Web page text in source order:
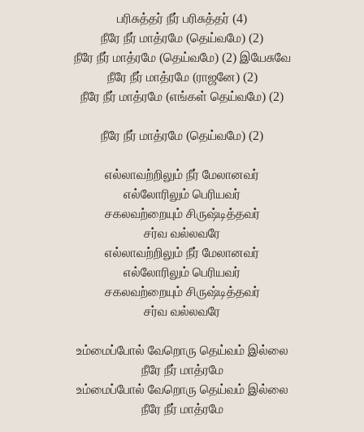
பரிசுத்தர் நீர் பரிசுத்தர் (4)
நீரே நீர் மாத்ரமே (தெய்வமே) (2)
நீரே நீர் மாத்ரமே (தெய்வமே) (2) இயேசுவே
நீரே நீர் மாத்ரமே (ராஜனே) (2)
நீரே நீர் மாத்ரமே (எங்கள் தெய்வமே) (2)
நீரே நீர் மாத்ரமே (தெய்வமே) (2)
எல்லாவற்றிலும் நீர் மேலானவர்
எல்லோரிலும் பெரியவர்
சகலவற்றையும் சிருஷ்டித்தவர்
சர்வ வல்லவரே
எல்லாவற்றிலும் நீர் மேலானவர்
எல்லோரிலும் பெரியவர்
சகலவற்றையும் சிருஷ்டித்தவர்
சர்வ வல்லவரே
உம்மைப்போல் வேறொரு தெய்வம் இல்லை
நீரே நீர் மாத்ரமே
உம்மைப்போல் வேறொரு தெய்வம் இல்லை
நீரே நீர் மாத்ரமே